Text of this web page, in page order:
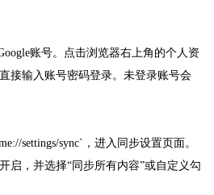
账号。点击浏览器右上角的个人资
接输入账号密码登录。未登录账号会
settings/sync`，进入同步设置页面。
启，并选择“同步所有内容”或自定义勾